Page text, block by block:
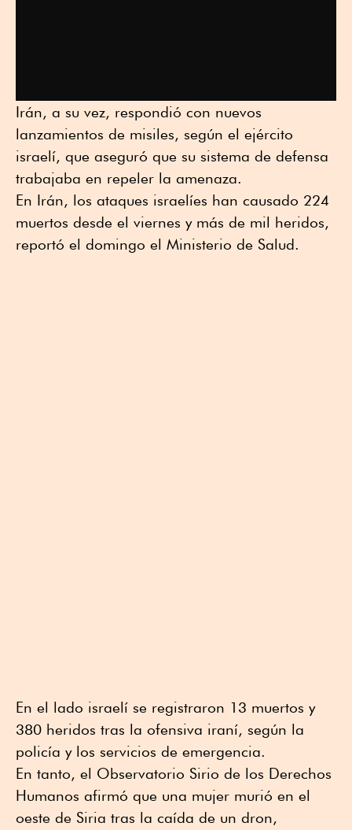
Irán, a su vez, respondió con nuevos
lanzamientos de misiles, según el ejército
israelí, que aseguró que su sistema de defensa
trabajaba en repeler la amenaza.
En Irán, los ataques israelíes han causado 224
muertos desde el viernes y más de mil heridos,
reportó el domingo el Ministerio de Salud.
En el lado israelí se registraron 13 muertos y
380 heridos tras la ofensiva iraní, según la
policía y los servicios de emergencia.
En tanto, el Observatorio Sirio de los Derechos
Humanos afirmó que una mujer murió en el
oeste de Siria tras la caída de un dron,